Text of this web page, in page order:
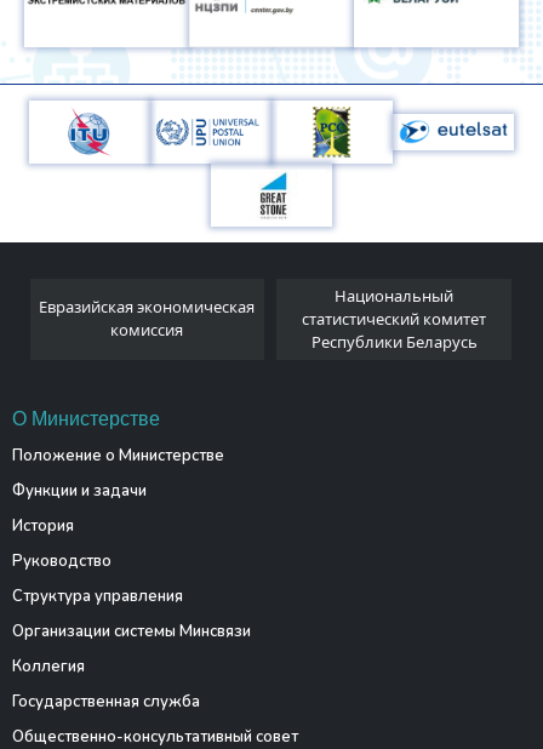
Евразийская экономическая
комиссия
Национальный
статистический комитет
Республики Беларусь
О Министерстве
Положение о Министерстве
Функции и задачи
История
Руководство
Структура управления
Организации системы Минсвязи
Коллегия
Государственная служба
Общественно-консультативный совет